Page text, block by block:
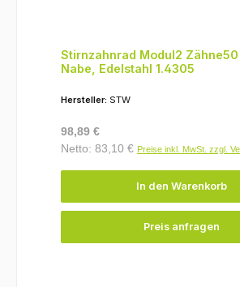
Stirnzahnrad Modul2
Nabe, Edelstahl 1.4305
Hersteller: STW
Regulärer Preis:
98,89 €
Netto: 83,10 € Preise inkl. MwSt. zzgl.
In den Warenkorb
Preis anfragen